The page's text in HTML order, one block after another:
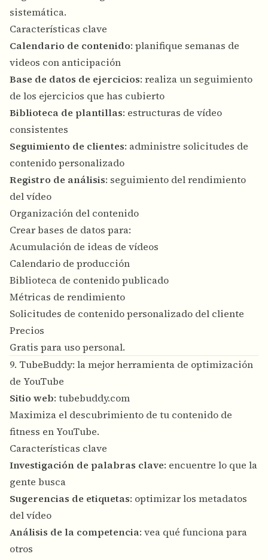
sistemática.
Características clave
Calendario de contenido: planifique semanas de
videos con anticipación
Base de datos de ejercicios: realiza un seguimiento
de los ejercicios que has cubierto
Biblioteca de plantillas: estructuras de vídeo
consistentes
Seguimiento de clientes: administre solicitudes de
contenido personalizado
Registro de análisis: seguimiento del rendimiento
del vídeo
Organización del contenido
Crear bases de datos para:
Acumulación de ideas de vídeos
Calendario de producción
Biblioteca de contenido publicado
Métricas de rendimiento
Solicitudes de contenido personalizado del cliente
Precios
Gratis para uso personal.
9. TubeBuddy: la mejor herramienta de optimización
de YouTube
Sitio web: tubebuddy.com
Maximiza el descubrimiento de tu contenido de
fitness en YouTube.
Características clave
Investigación de palabras clave: encuentre lo que la
gente busca
Sugerencias de etiquetas: optimizar los metadatos
del vídeo
Análisis de la competencia: vea qué funciona para
otros